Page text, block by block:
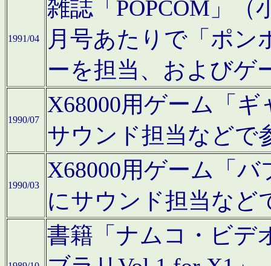
1991/04
雑誌「POPCOM」（
月号あたりで「ポン
ーを担当、およびゲ
1990/07
X68000用ゲーム「
サウンド担当などで
1990/03
X68000用ゲーム「
にサウンド担当など
書籍「ナムコ・ビデ